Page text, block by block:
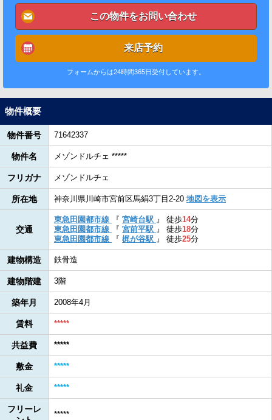
この物件をお問い合わせ
来店予約
フォームからは24時間365日受付しています。
物件概要
物件番号 71642337
物件名 メゾンドルチェ *****
フリガナ メゾンドルチェ
所在地 神奈川県川崎市宮前区馬絹3丁目2-20 地図を表示
交通
東急田園都市線 『 宮崎台駅 』 徒歩14分
東急田園都市線
『 宮前平駅 』 徒歩18分
東急田園都市線
『 梶が谷駅 』 徒歩25分
建物構造 鉄骨造
建物階建 3階
築年月 2008年4月
賃料 *****
共益費 *****
敷金 *****
礼金 *****
フリーレ
*****